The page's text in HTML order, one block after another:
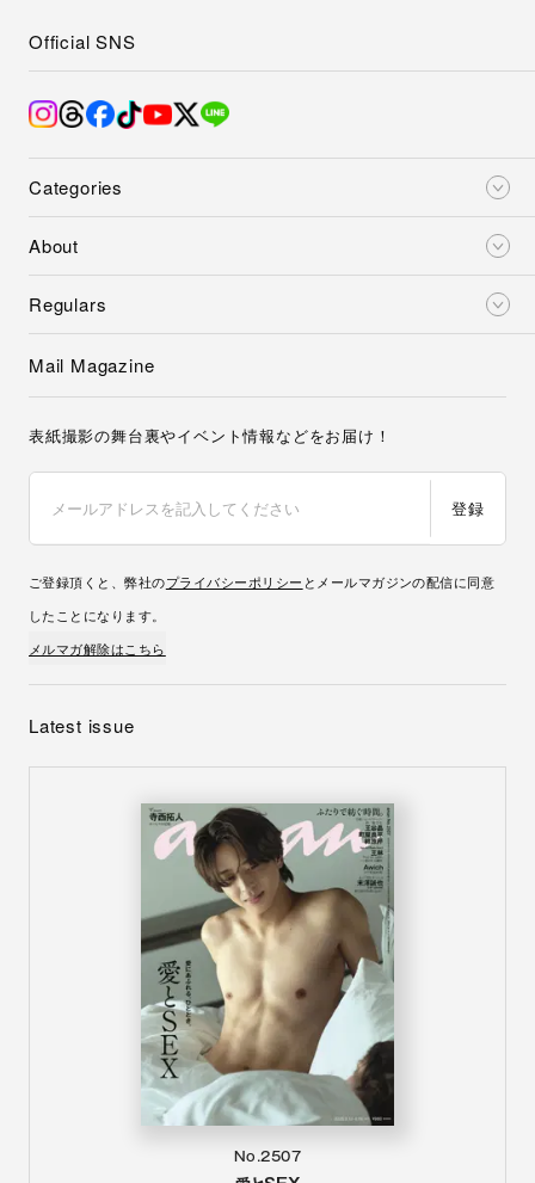
Categories
About
Regulars
Official SNS
Mail Magazine
表紙撮影の舞台裏やイベント情報などをお届け！
登録
ご登録頂くと、弊社のプライバシーポリシー とメールマガジンの配信に同意
したことになります。
メルマガ解除はこちら
Latest issue
No.2507